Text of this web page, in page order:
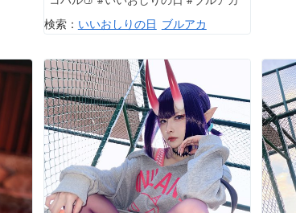
検索： いいおしりの日 ブルアカ